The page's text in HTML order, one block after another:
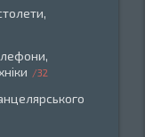
32